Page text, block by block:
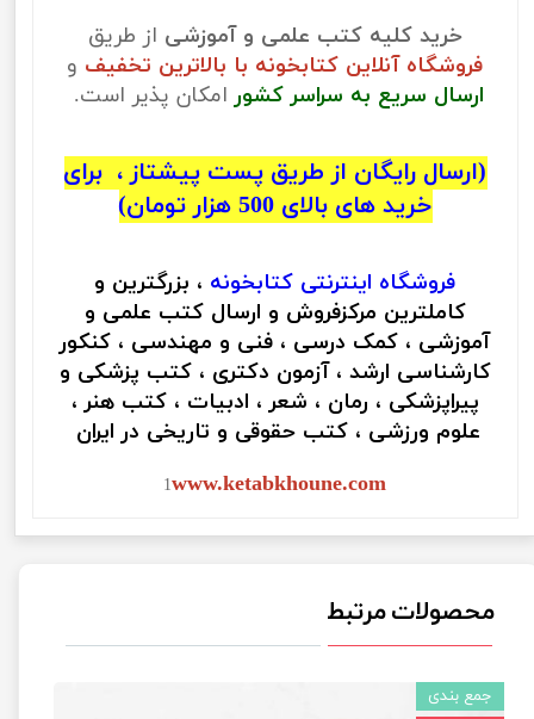
خرید کلیه کتب علمی و آموزشی از طریق
فروشگاه آنلاین کتابخونه با بالاترین تخفیف و
ارسال سریع به سراسر کشور امکان پذیر است.
(ارسال رایگان از طریق پست پیشتاز ، برای
خرید های بالای 500 هزار تومان)
فروشگاه اینترنتی کتابخونه ، بزرگترین و
کاملترین مرکزفروش و ارسال کتب علمی و
آموزشی ، کمک درسی ، فنی و مهندسی ، کنکور
کارشناسی ارشد ، آزمون دکتری ، کتب پزشکی و
پیراپزشکی ، رمان ، شعر ، ادبیات ، کتب هنر ،
علوم ورزشی ، کتب حقوقی و تاریخی در ایران
1www.ketabkhoune.com
محصولات مرتبط
جمع بندی